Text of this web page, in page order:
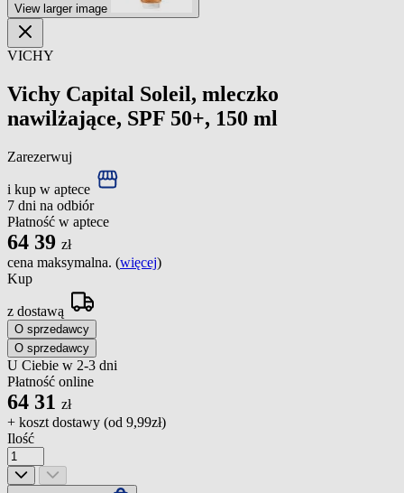
View larger image
VICHY
Vichy Capital Soleil, mleczko
nawilżające, SPF 50+, 150 ml
Zarezerwuj
i kup w aptece
7 dni na odbiór
Płatność w aptece
64 39 zł
cena maksymalna. (więcej)
Kup
z dostawą
O sprzedawcy
O sprzedawcy
U Ciebie w 2-3 dni
Płatność online
64 31 zł
+ koszt dostawy (od 9,99zł)
Ilość